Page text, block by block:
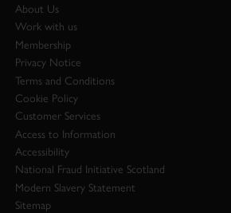
About Us
Work with us
Membership
Privacy Notice
Terms and Conditions
Cookie Policy
Customer Services
Access to Information
Accessibility
National Fraud Initiative Scotland
Modern Slavery Statement
Sitemap